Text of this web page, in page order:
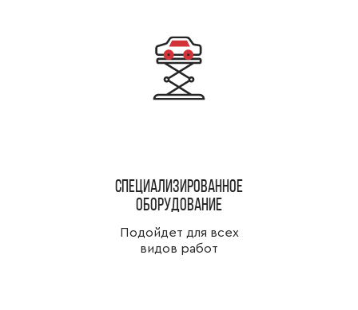
специализированное
оборудование
Подойдет для всех
видов работ